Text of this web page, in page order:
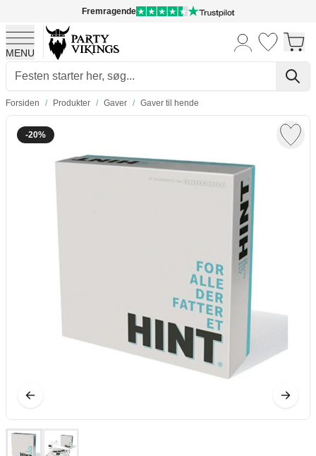
Fremragende
MENU
Skip to Content
Forsiden / Produkter / Gaver / Gaver til hende
-20%